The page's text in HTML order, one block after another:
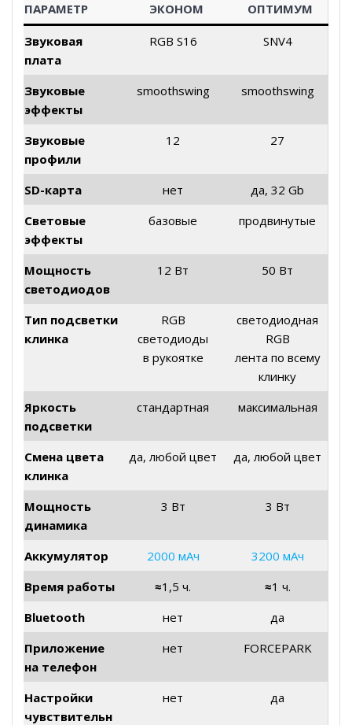
ПАРАМЕТР ЭКОНОМ ОПТИМУМ
Звуковая
плата
RGB S16 SNV4
Звуковые
эффекты
smoothswing smoothswing
Звуковые
профили
12 27
SD-карта нет
да, 32 Gb
Световые
эффекты
базовые продвинутые
Мощность
светодиодов
12 Вт 50 Вт
Тип подсветки
клинка
RGB
светодиоды
в рукоятке
светодиодная
RGB
лента по всему
клинку
Яркость
подсветки
стандартная максимальная
Смена цвета
клинка
да, любой цвет да, любой цвет
Мощность
динамика
3 Вт 3 Вт
Аккумулятор 2000 мАч
3200 мАч
Время работы
≈1,5 ч. ≈1 ч.
Bluetooth
нет
да
Приложение
на телефон
нет FORCEPARK
Настройки
чувствительн
нет да